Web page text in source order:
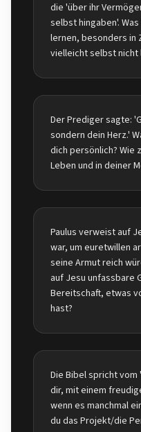
die 'über ihr
selbst hingaben'.
lernen, besonders in
vielleicht selbst
Der Prediger sagte:
sondern dein Herz.'
dich persönlich? Wie
Leben und in deiner
Paulus verweist auf
war, um euretwillen
seine Armut reich
auf Jesu unfassbare
Bereitschaft, etwas
hast?
Die Bibel spricht vom
dir, mit einem
wenn es manchmal
du das Projekt/die